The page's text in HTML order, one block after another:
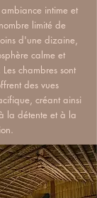
intime et
limité de
d'une dizaine,
calme et
chambres sont
des vues
créant ainsi
la détente et à la